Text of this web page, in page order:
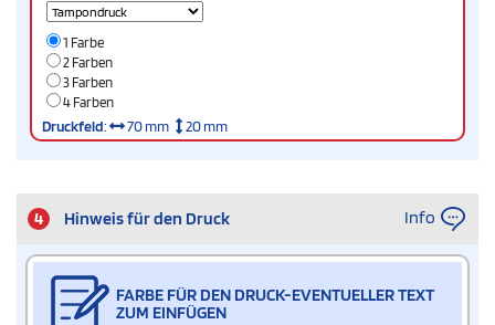
1 Farbe
2 Farben
3 Farben
4 Farben
Druckfeld: 70 mm 20 mm
4 Hinweis für den Druck Info
FARBE FÜR DEN DRUCK-EVENTUELLER TEXT
ZUM EINFÜGEN